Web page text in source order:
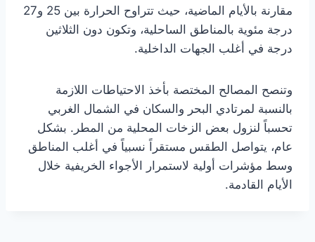
مقارنة بالأيام الماضية، حيث تتراوح الحرارة بين 25 و27
درجة مئوية بالمناطق الساحلية، وتكون دون الثلاثين
درجة في أغلب الجهات الداخلية.
وتنصح المصالح المختصة بأخذ الاحتياطات اللازمة
بالنسبة لمرتادي البحر والسكان في الشمال الغربي
تحسباً لنزول بعض الزخات المحلية من المطر. بشكل
عام، يتواصل الطقس مستقراً نسبياً في أغلب المناطق
وسط مؤشرات أولية لاستمرار الأجواء الخريفية خلال
الأيام القادمة.